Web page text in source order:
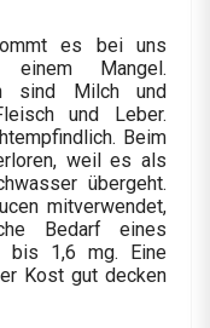
es bei uns
einem Mangel.
sind Milch und
und Leber.
Beim
weil es als
übergeht.
mitverwendet,
Bedarf eines
bis 1,6 mg. Eine
Kost gut decken